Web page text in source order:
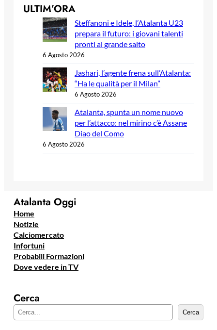
ULTIM’ORA
Steffanoni e Idele, l’Atalanta U23
prepara il futuro: i giovani talenti
pronti al grande salto
6 Agosto 2026
Jashari, l’agente frena sull’Atalanta:
“Ha le qualità per il Milan”
6 Agosto 2026
Atalanta, spunta un nome nuovo
per l’attacco: nel mirino c’è Assane
Diao del Como
6 Agosto 2026
Atalanta Oggi
Home
Notizie
Calciomercato
Infortuni
Probabili Formazioni
Dove vedere in TV
Cerca
e
Cerca